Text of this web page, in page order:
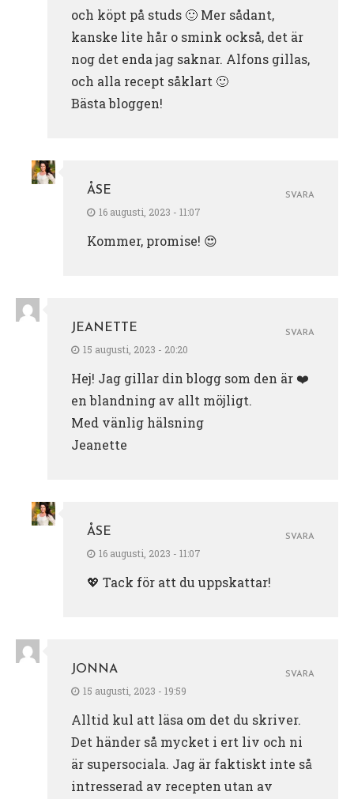
och köpt på studs 🙂 Mer sådant,
kanske lite hår o smink också, det är
nog det enda jag saknar. Alfons gillas,
och alla recept såklart 🙂
Bästa bloggen!
ÅSE
16 augusti, 2023 - 11:07
Kommer, promise! 😍
SVARA
JEANETTE
15 augusti, 2023 - 20:20
Hej! Jag gillar din blogg som den är ❤️
en blandning av allt möjligt.
Med vänlig hälsning
Jeanette
SVARA
ÅSE
16 augusti, 2023 - 11:07
💖 Tack för att du uppskattar!
SVARA
JONNA
15 augusti, 2023 - 19:59
Alltid kul att läsa om det du skriver.
Det händer så mycket i ert liv och ni
är supersociala. Jag är faktiskt inte så
intresserad av recepten utan av
SVARA